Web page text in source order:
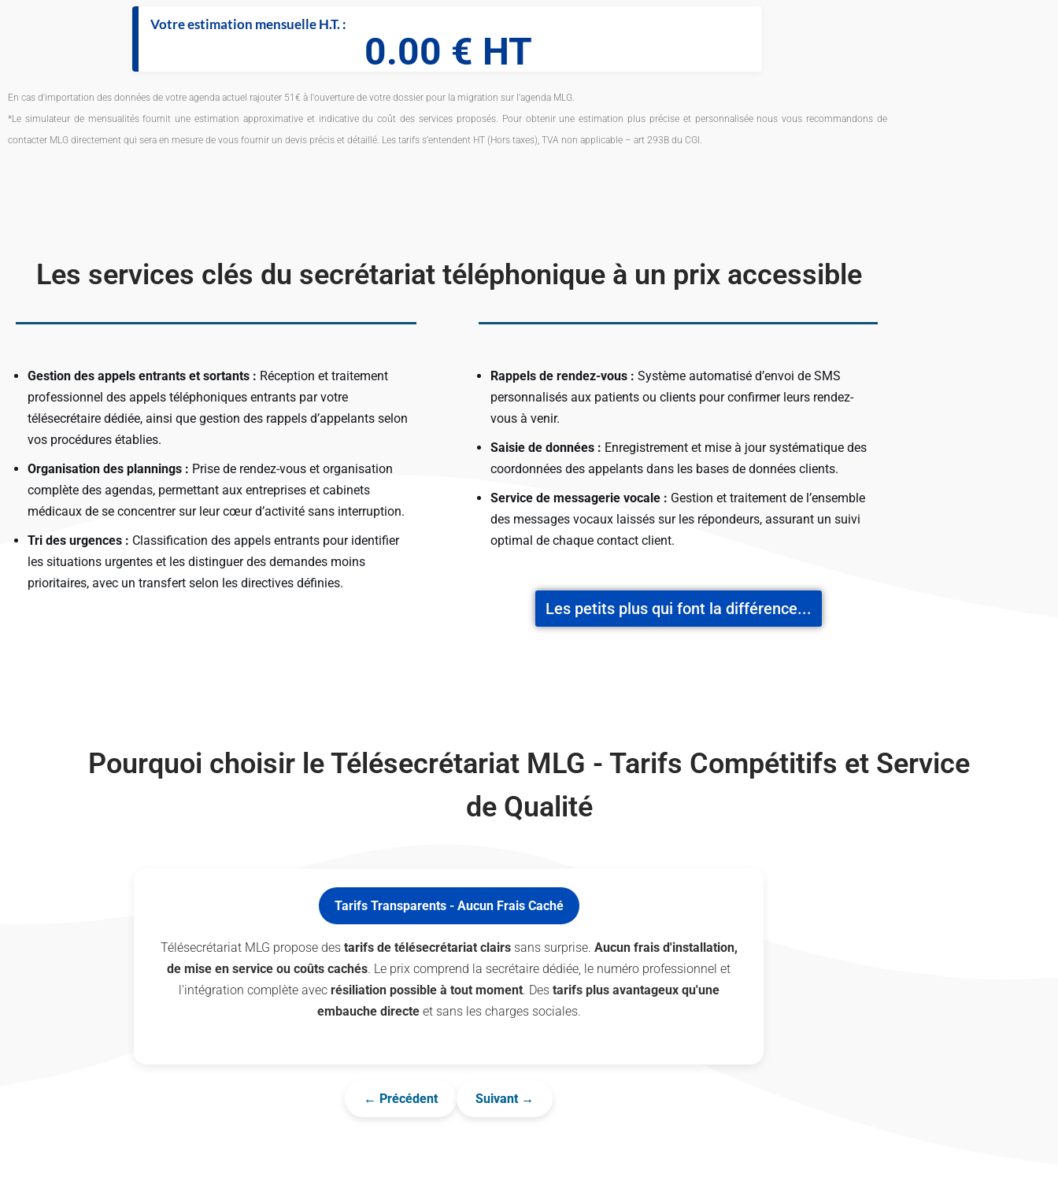
Nombre d'appels sortants vers mobile & fixe (par mois)
Nombre de SMS de rappel de rendez-vous (par mois)
Sans
Synchronisation Google et CalDAV / agenda
Sans
Application smartphone
Avec Sans
Votre estimation mensuelle H.T. :
0.00 € HT
En cas d'importation des données de votre agenda actuel rajouter 51€ à l'ouverture de votre dossier pour la migration sur l'agenda MLG.
*Le simulateur de mensualités fournit une estimation approximative et indicative du coût des services proposés. Pour obtenir une estimation plus précise et personnalisée nous vous recommandons de
contacter MLG directement qui sera en mesure de vous fournir un devis précis et détaillé. Les tarifs s’entendent HT (Hors taxes), TVA non applicable – art 293B du CGI.
Les services clés du secrétariat téléphonique à un prix accessible
Gestion des appels entrants et sortants : Réception et traitement
professionnel des appels téléphoniques entrants par votre
télésecrétaire dédiée, ainsi que gestion des rappels d’appelants selon
vos procédures établies.
Organisation des plannings : Prise de rendez-vous et organisation
complète des agendas, permettant aux entreprises et cabinets
médicaux de se concentrer sur leur cœur d’activité sans interruption.
Tri des urgences : Classification des appels entrants pour identifier
les situations urgentes et les distinguer des demandes moins
prioritaires, avec un transfert selon les directives définies.
Rappels de rendez-vous : Système automatisé d’envoi de SMS
personnalisés aux patients ou clients pour confirmer leurs rendez-
vous à venir.
Saisie de données : Enregistrement et mise à jour systématique des
coordonnées des appelants dans les bases de données clients.
Service de messagerie vocale : Gestion et traitement de l’ensemble
des messages vocaux laissés sur les répondeurs, assurant un suivi
optimal de chaque contact client.
Les petits plus qui font la différence...
Pourquoi choisir le Télésecrétariat MLG - Tarifs Compétitifs et Service
de Qualité
Tarifs Transparents - Aucun Frais Caché
Télésecrétariat MLG propose des tarifs de télésecrétariat clairssans surprise. Aucun frais d'installation,
de mise en service ou coûts cachés. Le prix comprend la secrétaire dédiée, le numéro professionnel et
l'intégration complète avec résiliation possible à tout moment. Des tarifs plus avantageux qu'une
embauche directeet sans les charges sociales.
← Précédent Suivant →